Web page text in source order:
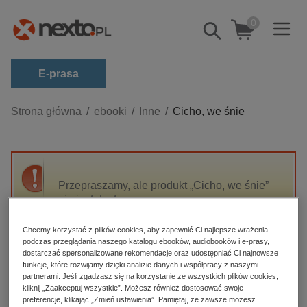
Pokaż/schowaj
wyszukiwarkę
0
E-prasa
Kategorie
biznesowe, branżowe, gospodarka
dzienniki
edukacja
hobby, sport, rozrywka
komputery, internet, technologie, informatyka
Strona główna ebooki Inne Cicho, we śnie
Przepraszamy, ale produkt „Cicho, we śnie”
nie jest dostępny.
High-contrast mode
Polecane
Chcemy korzystać z plików cookies, aby zapewnić Ci najlepsze wrażenia
podczas przeglądania naszego katalogu ebooków, audiobooków i e-prasy,
dostarczać spersonalizowane rekomendacje oraz udostępniać Ci najnowsze
funkcje, które rozwijamy dzięki analizie danych i współpracy z naszymi
partnerami. Jeśli zgadzasz się na korzystanie ze wszystkich plików cookies,
kliknij „Zaakceptuj wszystkie”. Możesz również dostosować swoje
preferencje, klikając „Zmień ustawienia”. Pamiętaj, że zawsze możesz